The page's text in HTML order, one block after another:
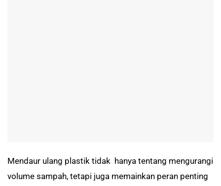
Mendaur ulang plastik tidak hanya tentang mengurangi
volume sampah, tetapi juga memainkan peran penting